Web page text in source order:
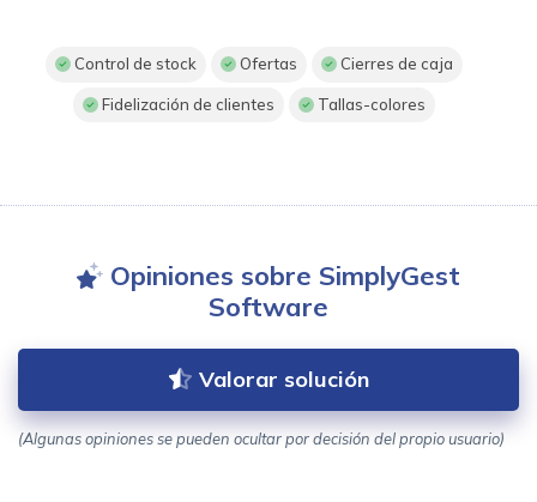
Control de stock Ofertas Cierres de caja
Fidelización de clientes Tallas-colores
Opiniones sobre SimplyGest
Software
Valorar solución
(Algunas opiniones se pueden ocultar por decisión del propio usuario)